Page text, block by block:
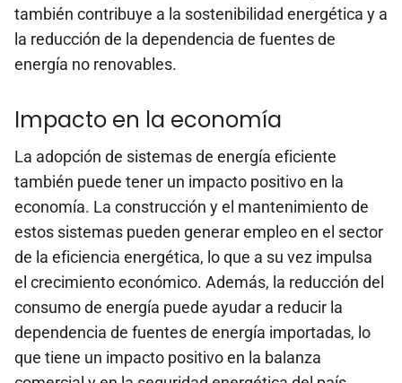
también contribuye a la sostenibilidad energética y a
la reducción de la dependencia de fuentes de
energía no renovables.
Impacto en la economía
La adopción de sistemas de energía eficiente
también puede tener un impacto positivo en la
economía. La construcción y el mantenimiento de
estos sistemas pueden generar empleo en el sector
de la eficiencia energética, lo que a su vez impulsa
el crecimiento económico. Además, la reducción del
consumo de energía puede ayudar a reducir la
dependencia de fuentes de energía importadas, lo
que tiene un impacto positivo en la balanza